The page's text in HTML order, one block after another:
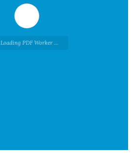
Loading PDF Worker ...